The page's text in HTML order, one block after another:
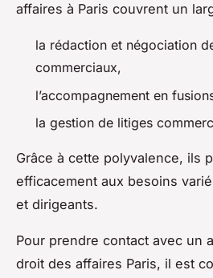
affaires à Paris couvrent un
la rédaction et négociation
commerciaux,
l’accompagnement en
la gestion de litiges
Grâce à cette polyvalence, ils
efficacement aux besoins
et dirigeants.
Pour prendre contact avec un
droit des affaires Paris, il est